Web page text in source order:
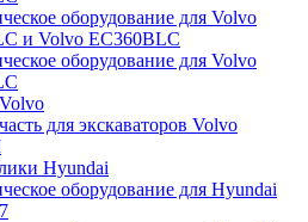
оборудование для Volvo
и Volvo EC360BLC
оборудование для Volvo
для экскаваторов Volvo
Hyundai
оборудование для Hyundai